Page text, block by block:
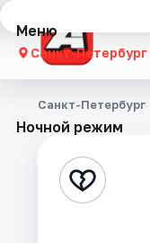
Меню
Санкт-Петербург
Концерты
Стендап
Ночной режим
Санкт-Петербург